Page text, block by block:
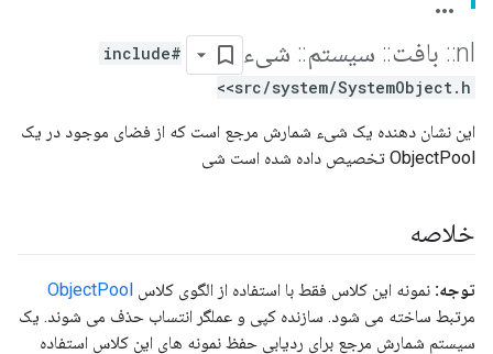
nl
:: بافت:: سیستم:: شیء
#include
<src/system/SystemObject.h>
این نشان دهنده یک شیء شمارش مرجع است که از فضای موجود در یک
ObjectPool تخصیص داده شده است
شی
خلاصه
توجه: نمونه این کلاس فقط با استفاده از الگوی کلاس ObjectPool
مرتبط ساخته می شود. سازنده کپی و عملگر انتساب حذف می شوند. یک
سیستم شمارش مرجع برای ردیابی حفظ نمونه های این کلاس استفاده